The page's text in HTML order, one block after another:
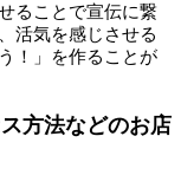
ることで宣伝に繋
活気を感じさせる
！」を作ることが
方法などのお店